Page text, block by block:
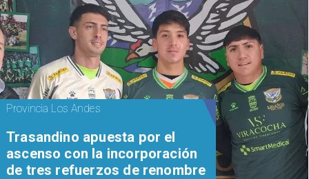
Provincia Los Andes
Trasandino apuesta por el
ascenso con la incorporación
de tres refuerzos de renombre